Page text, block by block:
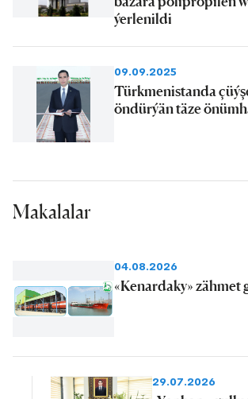
ýerlenildi
09.09.2025
Türkmenistanda
öndürýän täze
Makalalar
04.08.2026
«Kenardaky» zähmet
29.07.2026